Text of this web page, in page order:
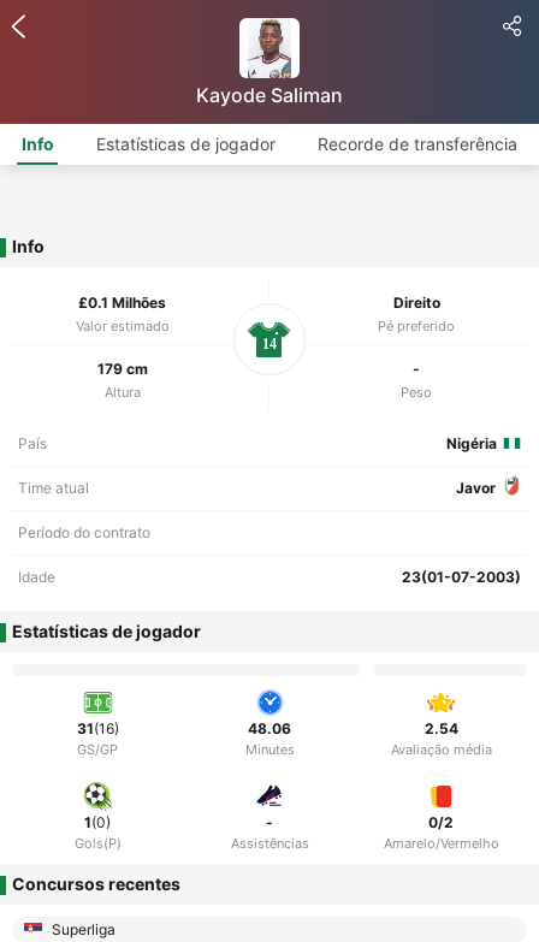
Kayode Saliman
Info Estatísticas de jogador Recorde de transferência
Info
£0.1 Milhões
Valor estimado
Direito
Pé preferido
179 cm
Altura
-
Peso
14
País Nigéria
Time atual Javor
Período do contrato
Idade 23(01-07-2003)
Estatísticas de jogador
31(16)
GS/GP
48.06
Minutes
2.54
Avaliação média
1(0)
Gols(P)
-
Assistências
0/2
Amarelo/Vermelho
Concursos recentes
Superliga